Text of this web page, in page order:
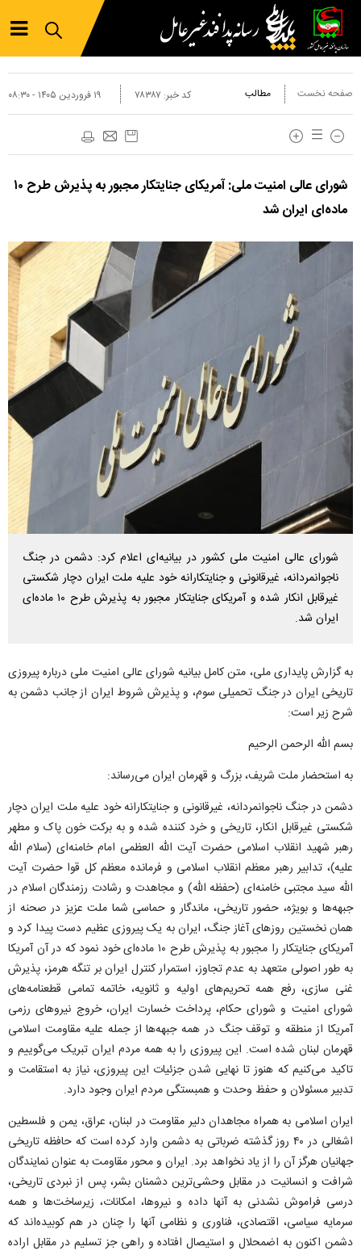
صفحه نخست مطالب ۱۹ فروردين ۱۴۰۵ - ۰۸:۳۰ کد خبر: ۷۸۳۸۷
شورای عالی امنیت ملی: آمریکای جنایتکار مجبور به پذیرش طرح ۱۰
ماده‌ای ایران شد
شورای عالی امنیت ملی کشور در بیانیه‌ای اعلام کرد: دشمن در جنگ
ناجوانمردانه، غیرقانونی و جنایتکارانه خود علیه ملت ایران دچار شکستی
غیرقابل انکار شده و آمریکای جنایتکار مجبور به پذیرش طرح ۱۰ ماده‌ای
ایران شد.
به گزارش پایداری ملی، متن کامل بیانیه شورای عالی امنیت ملی درباره پیروزی
تاریخی ایران در جنگ تحمیلی سوم، و پذیرش شروط ایران از جانب دشمن به
شرح زیر است:
بسم الله الرحمن الرحیم
به استحضار ملت شریف، بزرگ و قهرمان ایران می‌رساند:
دشمن در جنگ ناجوانمردانه، غیرقانونی و جنایتکارانه خود علیه ملت ایران دچار
شکستی غیرقابل انکار، تاریخی و خرد کننده شده و به برکت خون پاک و مطهر
رهبر شهید انقلاب اسلامی حضرت آیت الله العظمی امام خامنه‌ای (سلام الله
علیه)، تدابیر رهبر معظم انقلاب اسلامی و فرمانده معظم کل قوا حضرت آیت
الله سید مجتبی خامنه‌ای (حفظه الله) و مجاهدت و رشادت رزمندگان اسلام در
جبهه‌ها و بویژه، حضور تاریخی، ماندگار و حماسی شما ملت عزیز در صحنه از
همان نخستین روز‌های آغاز جنگ، ایران به یک پیروزی عظیم دست پیدا کرد و
آمریکای جنایتکار را مجبور به پذیرش طرح ۱۰ ماده‌ای خود نمود که در آن آمریکا
به طور اصولی متعهد به عدم تجاوز، استمرار کنترل ایران بر تنگه هرمز، پذیرش
غنی سازی، رفع همه تحریم‌های اولیه و ثانویه، خاتمه تمامی قطعنامه‌های
شورای امنیت و شورای حکام، پرداخت خسارت ایران، خروج نیرو‌های رزمی
آمریکا از منطقه و توقف جنگ در همه جبهه‌ها از جمله علیه مقاومت اسلامی
قهرمان لبنان شده است. این پیروزی را به همه مردم ایران تبریک می‌گوییم و
تاکید می‌کنیم که هنوز تا نهایی شدن جزئیات این پیروزی، نیاز به استقامت و
تدبیر مسئولان و حفظ وحدت و همبستگی مردم ایران وجود دارد.
ایران اسلامی به همراه مجاهدان دلیر مقاومت در لبنان، عراق، یمن و فلسطین
اشغالی در ۴۰ روز گذشته ضرباتی به دشمن وارد کرده است که حافظه تاریخی
جهانیان هرگز آن را از یاد نخواهد برد. ایران و محور مقاومت به عنوان نمایندگان
شرافت و انسانیت در مقابل وحشی‌ترین دشمنان بشر، پس از نبردی تاریخی،
درسی فراموش نشدنی به آنها داده و نیروها، امکانات، زیرساخت‌ها و همه
سرمایه سیاسی، اقتصادی، فناوری و نظامی آنها را چنان در هم کوبیده‌اند که
دشمن اکنون به اضمحلال و استیصال افتاده و راهی جز تسلیم در مقابل اراده